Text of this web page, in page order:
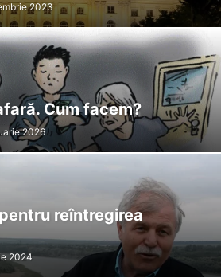
2023
Cum facem?
2026
reîntregirea
2024